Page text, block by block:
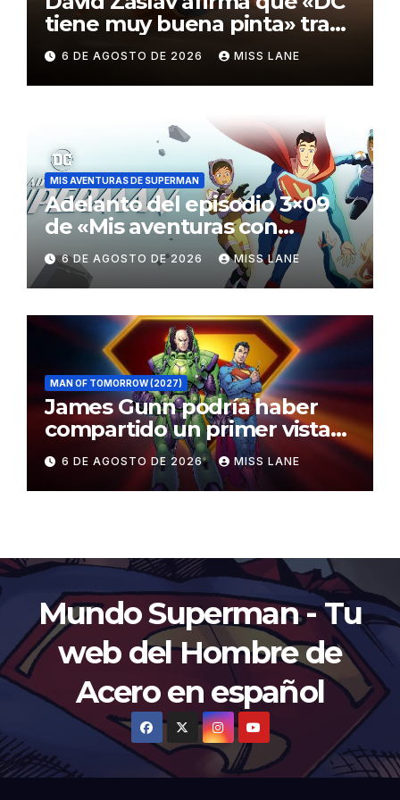
tiene muy buena pinta» tras
el fracaso de «Supergirl»
6 DE AGOSTO DE 2026 MISS LANE
MIS AVENTURAS DE SUPERMAN
Adelanto del episodio 3×09
de «Mis aventuras con
Superman»
6 DE AGOSTO DE 2026 MISS LANE
MAN OF TOMORROW (2027)
James Gunn podría haber
compartido un primer vistazo
al traje de Brainiac
6 DE AGOSTO DE 2026 MISS LANE
Mundo Superman - Tu
web del Hombre de
Acero en español